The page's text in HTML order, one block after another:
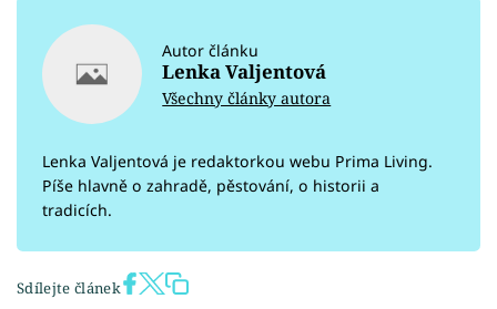
Autor článku
Lenka Valjentová
Všechny články autora
Lenka Valjentová je redaktorkou webu Prima Living.
Píše hlavně o zahradě, pěstování, o historii a
tradicích.
Sdílejte článek